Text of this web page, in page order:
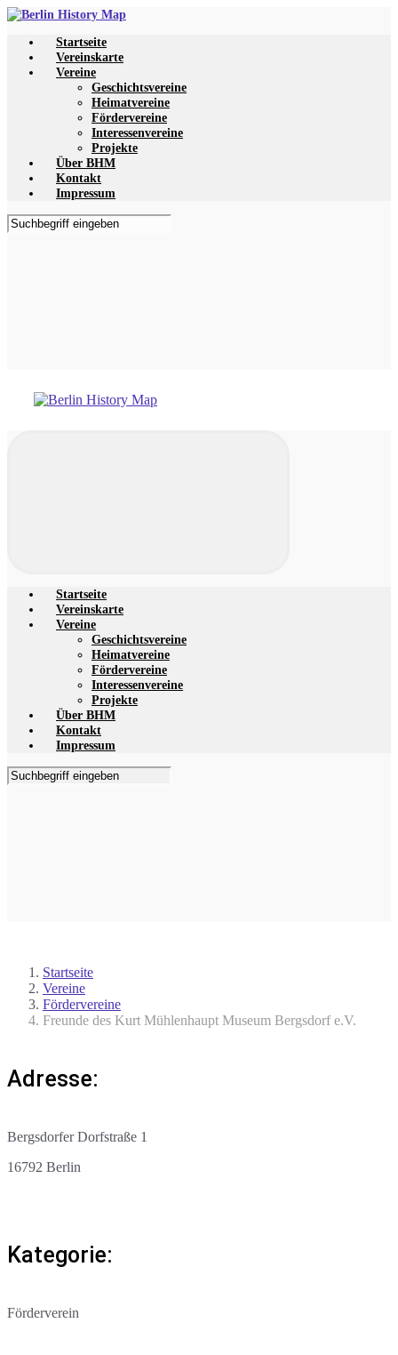
Zum
springenStartseite
Vereinskarte
Vereine
Geschichtsvereine
Heimatvereine
Fördervereine
Interessenvereine
Projekte
Über BHM
Kontakt
Impressum
Startseite
Vereinskarte
Vereine
Geschichtsvereine
Heimatvereine
Fördervereine
Interessenvereine
Projekte
Über BHM
Kontakt
Impressum
Startseite
Vereine
Fördervereine
Freunde des Kurt Mühlenhaupt Museum Bergsdorf e.V.
Adresse:
Bergsdorfer Dorfstraße 1
16792 Berlin
Kategorie:
Förderverein